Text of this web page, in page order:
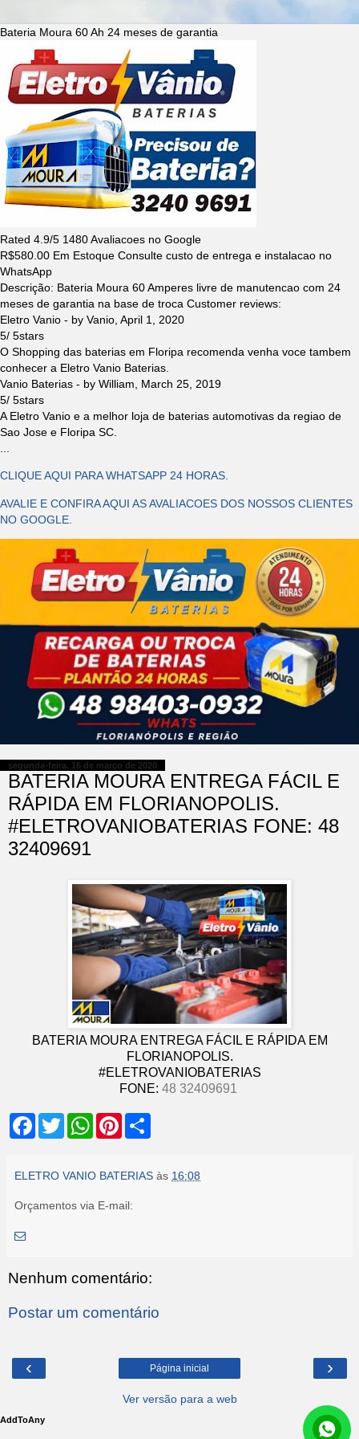
Bateria Moura 60 Ah 24 meses de garantia
Rated 4.9/5 1480Avaliacoes no Google
R$580.00 Em Estoque Consulte custo de entrega e instalacao no
WhatsApp
Descrição: Bateria Moura 60 Amperes livre de manutencao com 24
meses de garantia na base de troca Customer reviews:
Eletro Vanio - by Vanio April 1, 2020
5/ 5stars
O Shopping das baterias em Floripa recomenda venha voce tambem
conhecer a Eletro Vanio Baterias.
Vanio Baterias - by William
March 25, 2019
5/ 5stars
A Eletro Vanio e a melhor loja de baterias automotivas da regiao de
Sao Jose e Floripa SC.
CLIQUE AQUI PARA WHATSAPP 24 HORAS.
AVALIE E CONFIRA AQUI AS AVALIACOES DOS NOSSOS CLIENTES
NO GOOGLE.
segunda-feira, 16 de março de 2020
BATERIA MOURA ENTREGA FÁCIL E
RÁPIDA EM FLORIANOPOLIS.
#ELETROVANIOBATERIAS FONE: 48
32409691
BATERIA MOURA ENTREGA FÁCIL E RÁPIDA EM
FLORIANOPOLIS.
#ELETROVANIOBATERIAS
FONE: 48 32409691
F
b
o
k
T
w
t
e
W
s
A
p
P
e
r
s
e
ELETRO VANIO BATERIAS às 16:08
Orçamentos via E-mail:
Nenhum comentário:
Postar um comentário
‹ ›
Página inicial
Ver versão para a web
AddToAny